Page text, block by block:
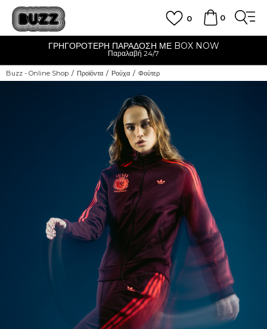
0
0
ΓΡΗΓΟΡΟΤΕΡΗ ΠΑΡΑΔΟΣΗ ΜΕ BOX NOW
Παραλαβή 24/7
Buzz - Online Shop Προϊόντα Ρούχα Φούτερ